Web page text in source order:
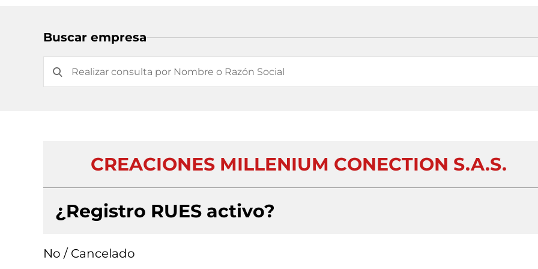
Buscar empresa
CREACIONES MILLENIUM CONECTION S.A.S.
¿Registro RUES activo?
No / Cancelado